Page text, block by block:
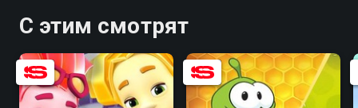
С этим смотрят